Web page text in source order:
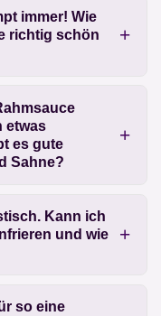
immer! Wie
richtig schön
etwas
es gute
Sahne?
Kann ich
und wie
so eine